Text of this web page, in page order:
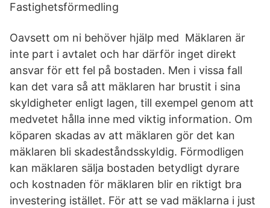
Fastighetsförmedling
Oavsett om ni behöver hjälp med Mäklaren är
inte part i avtalet och har därför inget direkt
ansvar för ett fel på bostaden. Men i vissa fall
kan det vara så att mäklaren har brustit i sina
skyldigheter enligt lagen, till exempel genom att
medvetet hålla inne med viktig information. Om
köparen skadas av att mäklaren gör det kan
mäklaren bli skadeståndsskyldig. Förmodligen
kan mäklaren sälja bostaden betydligt dyrare
och kostnaden för mäklaren blir en riktigt bra
investering istället. För att se vad mäklarna i just